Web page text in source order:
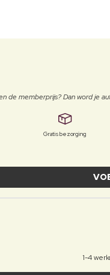
de memberprijs? Dan word je
Gratis bezorging
1-4